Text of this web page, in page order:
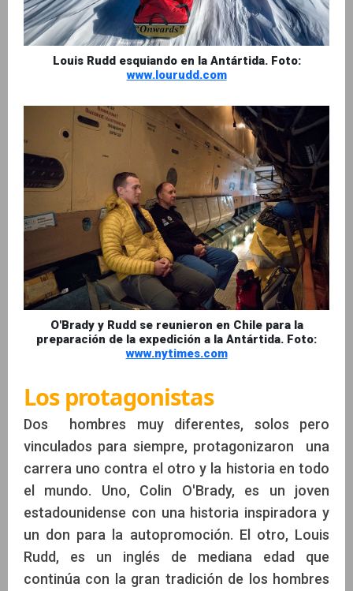
Louis Rudd esquiando en la Antártida. Foto:
www.lourudd.com
O'Brady y Rudd se reunieron en Chile para la
preparación de la expedición a la Antártida. Foto:
www.nytimes.com
Los protagonistas
Dos hombres muy diferentes, solos pero
vinculados para siempre, protagonizaron una
carrera uno contra el otro y la historia en todo
el mundo. Uno, Colin O'Brady, es un joven
estadounidense con una historia inspiradora y
un don para la autopromoción. El otro, Louis
Rudd, es un inglés de mediana edad que
continúa con la gran tradición de los hombres